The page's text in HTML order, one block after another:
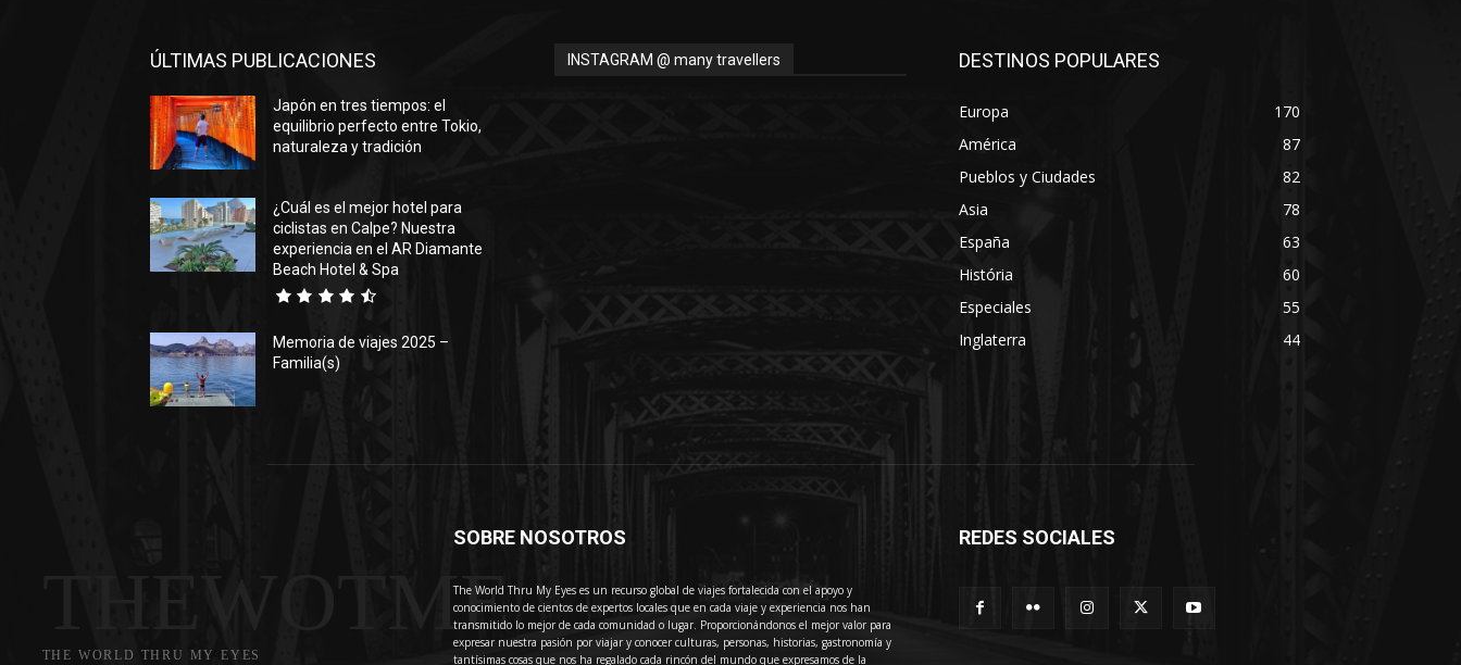
ÚLTIMAS PUBLICACIONES
Japón en tres tiempos: el
equilibrio perfecto entre Tokio,
naturaleza y tradición
¿Cuál es el mejor hotel para
ciclistas en Calpe? Nuestra
experiencia en el AR Diamante
Beach Hotel & Spa
Memoria de viajes 2025 –
Familia(s)
INSTAGRAM @ many travellers DESTINOS POPULARES
Europa
170
América
87
Pueblos y Ciudades
82
Asia
78
España
63
História
60
Especiales
55
Inglaterra
44
THEWOTME
THE WORLD THRU MY EYES
SOBRE NOSOTROS
The World Thru My Eyes es un recurso global de viajes fortalecida con el apoyo y
conocimiento de cientos de expertos locales que en cada viaje y experiencia nos han
transmitido lo mejor de cada comunidad o lugar. Proporcionándonos el mejor valor para
expresar nuestra pasión por viajar y conocer culturas, personas, historias, gastronomía y
tantísimas cosas que nos ha regalado cada rincón del mundo que expresamos de la
REDES SOCIALES